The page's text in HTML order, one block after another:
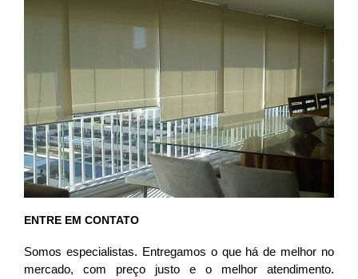
ENTRE EM CONTATO
Somos especialistas. Entregamos o que há de melhor no
mercado, com preço justo e o melhor atendimento.